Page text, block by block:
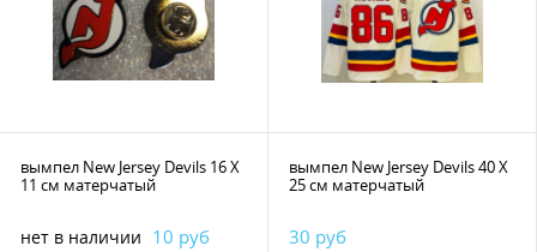
вымпел New Jersey Devils 16 Х
11 см матерчатый
нет в наличии 10 руб
вымпел New Jersey Devils 40 Х
25 см матерчатый
30 руб